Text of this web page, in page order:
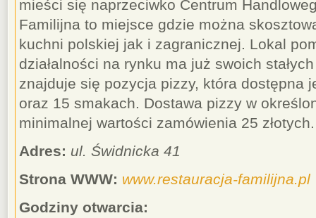
mieści się naprzeciwko Centrum
Familijna to miejsce gdzie można
kuchni polskiej jak i zagranicznej. Lokal
działalności na rynku ma już swoich
znajduje się pozycja pizzy, która dostępna
oraz 15 smakach. Dostawa pizzy w
minimalnej wartości zamówienia 25 złotych.
Adres: ul. Świdnicka 41
Strona WWW: www.restauracja-familijna.pl
Godziny otwarcia: